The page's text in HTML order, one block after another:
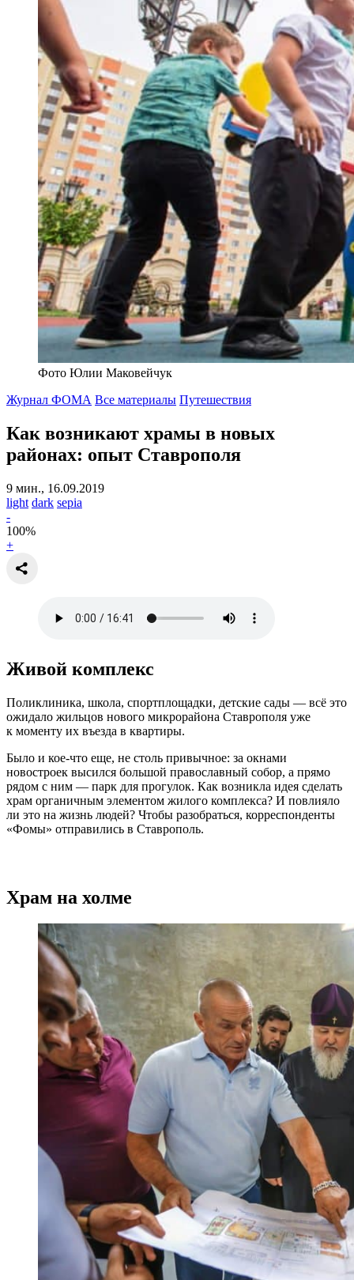
Фото Юлии Маковейчук
Журнал ФОМА Все материалы Путешествия
Как возникают храмы в новых
районах: опыт Ставрополя
9 мин., 16.09.2019
light dark sepia
-
100%
+
Живой комплекс
Поликлиника, школа, спортплощадки, детские сады — всё это
ожидало жильцов нового микрорайона Ставрополя уже
к моменту их въезда в квартиры.
Было и кое-что еще, не столь привычное: за окнами
новостроек высился большой православный собор, а прямо
рядом с ним — парк для прогулок. Как возникла идея сделать
храм органичным элементом жилого комплекса? И повлияло
ли это на жизнь людей? Чтобы разобраться, корреспонденты
«Фомы» отправились в Ставрополь.
Храм на холме